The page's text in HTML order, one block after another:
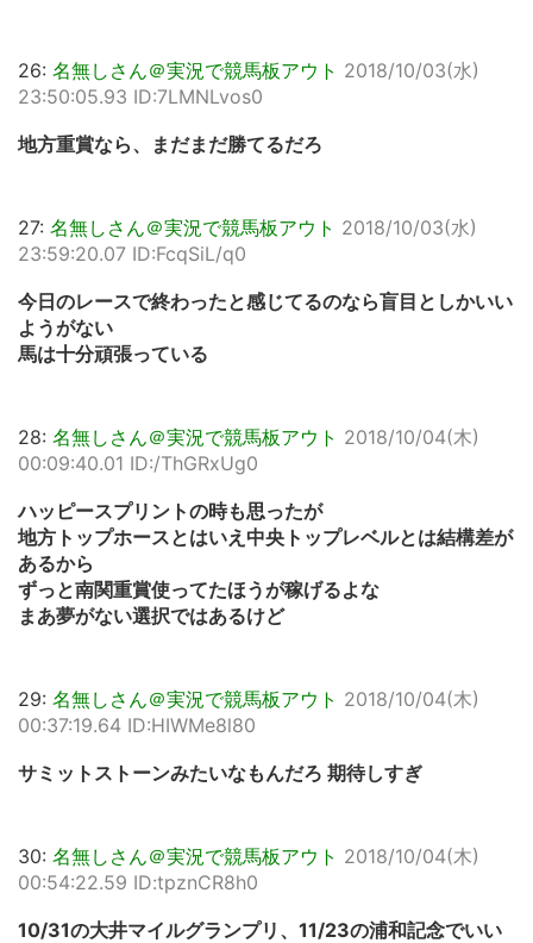
26: 名無しさん＠実況で競馬板アウト 2018/10/03(水)
23:50:05.93 ID:7LMNLvos0
地方重賞なら、まだまだ勝てるだろ
27: 名無しさん＠実況で競馬板アウト 2018/10/03(水)
23:59:20.07 ID:FcqSiL/q0
今日のレースで終わったと感じてるのなら盲目としかいい
ようがない
馬は十分頑張っている
28: 名無しさん＠実況で競馬板アウト 2018/10/04(木)
00:09:40.01 ID:/ThGRxUg0
ハッピースプリントの時も思ったが
地方トップホースとはいえ中央トップレベルとは結構差が
あるから
ずっと南関重賞使ってたほうが稼げるよな
まあ夢がない選択ではあるけど
29: 名無しさん＠実況で競馬板アウト 2018/10/04(木)
00:37:19.64 ID:HIWMe8l80
サミットストーンみたいなもんだろ 期待しすぎ
30: 名無しさん＠実況で競馬板アウト 2018/10/04(木)
00:54:22.59 ID:tpznCR8h0
10/31の大井マイルグランプリ、11/23の浦和記念でいい